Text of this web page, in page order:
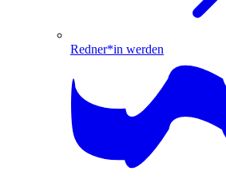
Redner*in werden